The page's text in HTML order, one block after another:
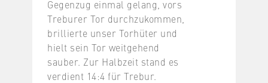
Gegenzug einmal gelang, vors
Treburer Tor durchzukommen,
brillierte unser Torhüter und
hielt sein Tor weitgehend
sauber. Zur Halbzeit stand es
verdient 14:4 für Trebur.